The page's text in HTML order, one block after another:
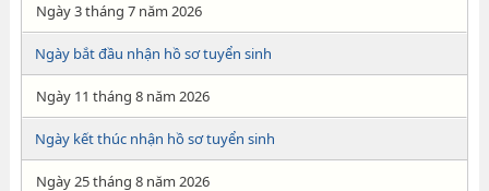
Ngày 3 tháng 7 năm 2026
Ngày bắt đầu nhận hồ sơ tuyển sinh
Ngày 11 tháng 8 năm 2026
Ngày kết thúc nhận hồ sơ tuyển sinh
Ngày 25 tháng 8 năm 2026